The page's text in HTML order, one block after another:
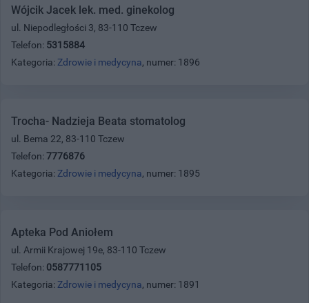
Wójcik Jacek lek. med. ginekolog
ul. Niepodległości 3, 83-110 Tczew
Telefon: 5315884
Kategoria: Zdrowie i medycyna, numer: 1896
Trocha- Nadzieja Beata stomatolog
ul. Bema 22, 83-110 Tczew
Telefon: 7776876
Kategoria: Zdrowie i medycyna, numer: 1895
Apteka Pod Aniołem
ul. Armii Krajowej 19e, 83-110 Tczew
Telefon: 0587771105
Kategoria: Zdrowie i medycyna, numer: 1891